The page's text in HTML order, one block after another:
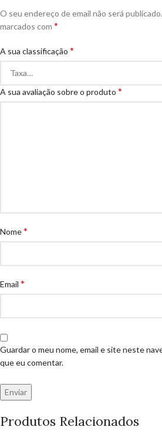
O seu endereço de email não será publicado.
marcados com *
A sua classificação *
A sua avaliação sobre o produto *
Nome*
Email *
Guardar o meu nome, email e site neste
que eu comentar.
Produtos Relacionados